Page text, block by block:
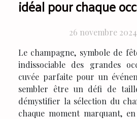
idéal pour chaque
26 novembre
Le champagne, symbole de
indissociable des grandes
cuvée parfaite pour un
sembler être un défi de
démystifier la sélection du
chaque moment marquant,